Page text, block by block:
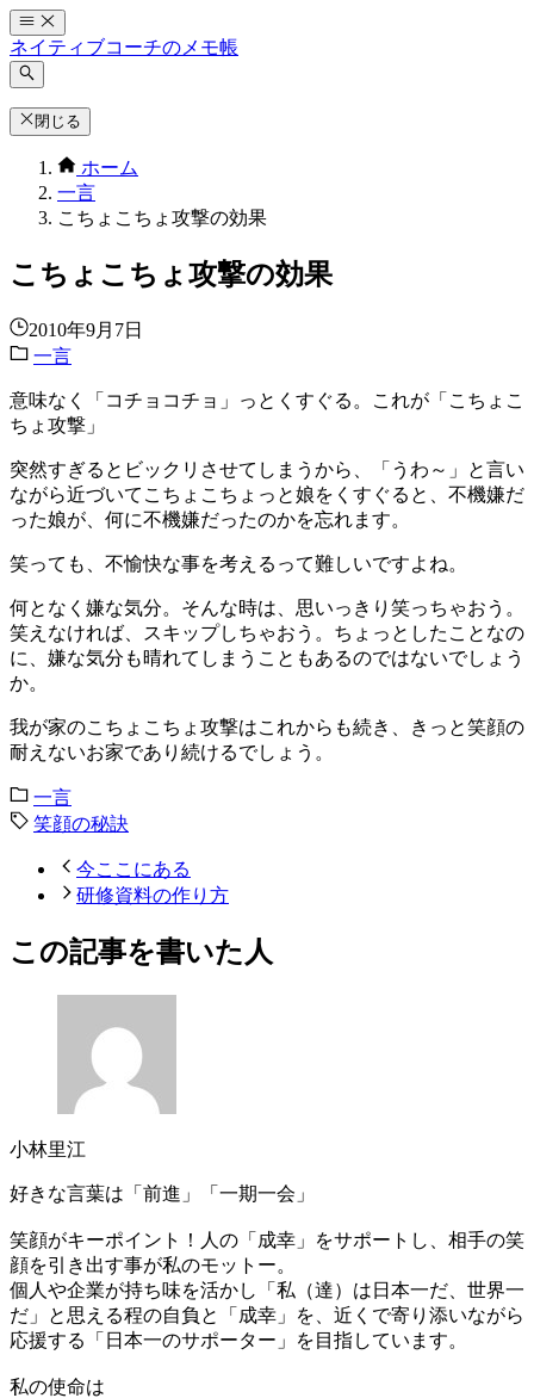
コ
ン
テ
ン
ツ
ネイティブコーチのメモ帳
閉じる
ホーム
一言
こちょこちょ攻撃の効果
こちょこちょ攻撃の効果
2010年9月7日
一言
意味なく「コチョコチョ」っとくすぐる。これが「こちょこ
ちょ攻撃」
突然すぎるとビックリさせてしまうから、「うわ～」と言い
ながら近づいてこちょこちょっと娘をくすぐると、不機嫌だ
った娘が、何に不機嫌だったのかを忘れます。
笑っても、不愉快な事を考えるって難しいですよね。
何となく嫌な気分。そんな時は、思いっきり笑っちゃおう。
笑えなければ、スキップしちゃおう。ちょっとしたことなの
に、嫌な気分も晴れてしまうこともあるのではないでしょう
か。
我が家のこちょこちょ攻撃はこれからも続き、きっと笑顔の
耐えないお家であり続けるでしょう。
一言
笑顔の秘訣
今ここにある
研修資料の作り方
この記事を書いた人
小林里江
好きな言葉は「前進」「一期一会」
笑顔がキーポイント！人の「成幸」をサポートし、相手の笑
顔を引き出す事が私のモットー。
個人や企業が持ち味を活かし「私（達）は日本一だ、世界一
だ」と思える程の自負と「成幸」を、近くで寄り添いながら
応援する「日本一のサポーター」を目指しています。
私の使命は